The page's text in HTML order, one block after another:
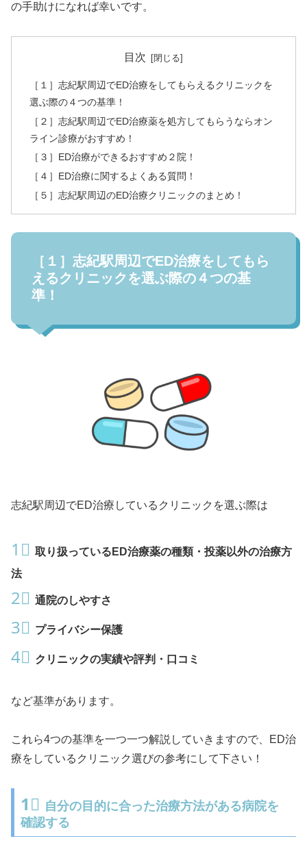
の手助けになれば幸いです。
目次
［１］志紀駅周辺でED治療をしてもらえるクリニックを
選ぶ際の４つの基準！
［２］志紀駅周辺でED治療薬を処方してもらうならオン
ライン診療がおすすめ！
［３］ED治療ができるおすすめ２院！
［４］ED治療に関するよくある質問！
［５］志紀駅周辺のED治療クリニックのまとめ！
［１］志紀駅周辺でED治療をしてもら
えるクリニックを選ぶ際の４つの基
準！
志紀駅周辺でED治療しているクリニックを選ぶ際は
1⃣ 取り扱っているED治療薬の種類・投薬以外の治療方
法
2⃣ 通院のしやすさ
3⃣ プライバシー保護
4⃣ クリニックの実績や評判・口コミ
など基準があります。
これら4つの基準を一つ一つ解説していきますので、ED治
療をしているクリニック選びの参考にして下さい！
1⃣ 自分の目的に合った治療方法がある病院を
確認する